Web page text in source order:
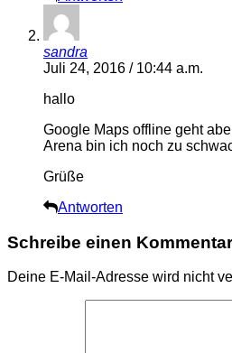
sandra
Juli 24, 2016 / 10:44 a.m.
hallo
Google Maps offline geht
Arena bin ich noch zu
Grüße
Antworten
Schreibe einen Kommentar
Deine E-Mail-Adresse wird nicht